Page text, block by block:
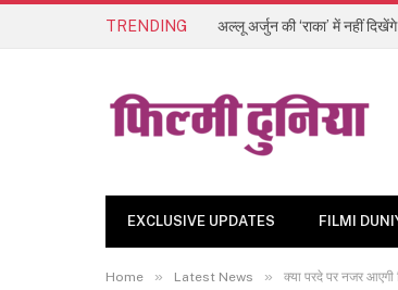
TRENDING
EXCLUSIVE UPDATES FILMI
Home » Latest News » क्या परदे पर नजर आएगी